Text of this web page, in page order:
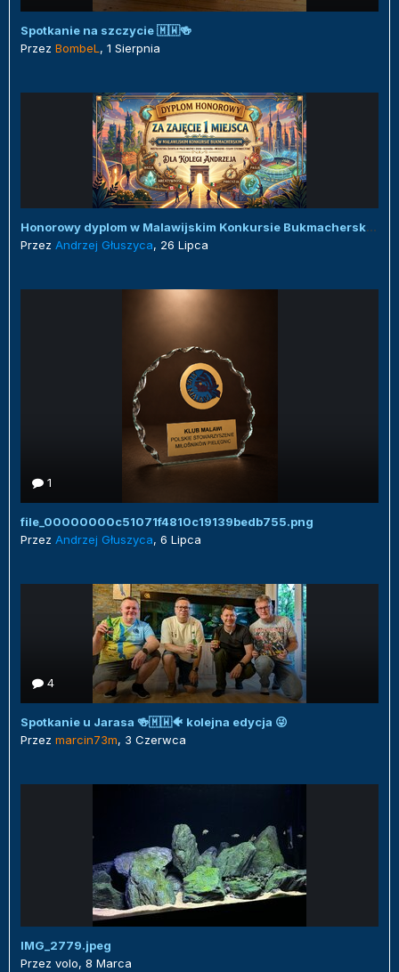
Spotkanie na szczycie 🇲🇼🍻
Przez BombeL , 1 Sierpnia
Honorowy dyplom w Malawijskim Konkursie Bukmacherskim :)
Przez Andrzej Głuszyca, 26 Lipca
1
file_00000000c51071f4810c19139bedb755.png
Przez Andrzej Głuszyca, 6 Lipca
4
Spotkanie u Jarasa 🍻🇲🇼🐠 kolejna edycja 😜
Przez marcin73m, 3 Czerwca
IMG_2779.jpeg
Przez volo, 8 Marca